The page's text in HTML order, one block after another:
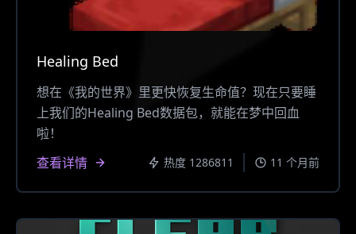
Healing Bed
想在《我的世界》里更快恢复生命值？现在只要睡
上我们的Healing Bed数据包，就能在梦中回血
啦！
查看详情
热度 1286811 11 个月前